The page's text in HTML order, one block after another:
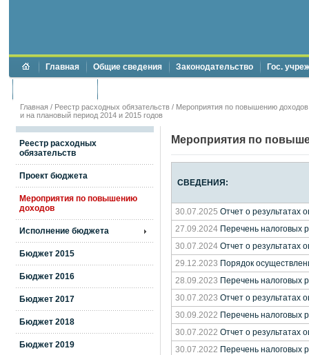
Главная Общие сведения Законодательство Гос.
Главная / Реестр расходных обязательств / Мероприятия по повышению доходов
и на плановый период 2014 и 2015 годов
Реестр расходных
обязательств
Проект бюджета
Мероприятия по повышению
доходов
Исполнение бюджета
Бюджет 2015
Бюджет 2016
Бюджет 2017
Бюджет 2018
Бюджет 2019
Мероприятия по
СВЕДЕНИЯ:
30.07.2025 Отчет о результатах
27.09.2024 Перечень налоговых
30.07.2024 Отчет о результатах
29.12.2023 Порядок
28.09.2023 Перечень налоговых
30.07.2023 Отчет о результатах
30.09.2022 Перечень налоговых
30.07.2022 Отчет о результатах
30.07.2022 Перечень налоговых